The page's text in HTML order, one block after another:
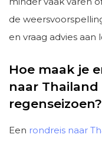
de
en vraag advies aan
Hoe maak je
naar
regenseizoen?
Een rondreis naar